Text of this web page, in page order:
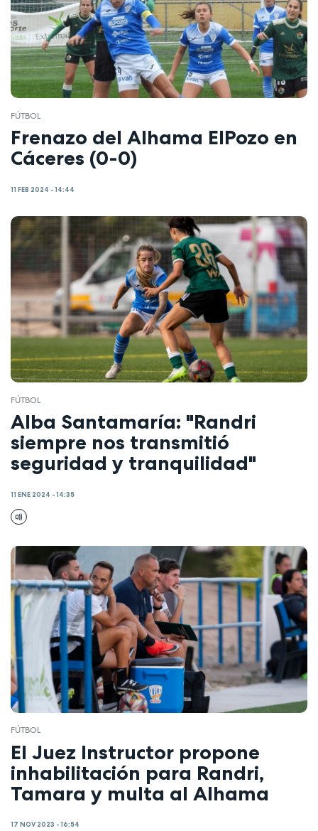
FÚTBOL
Frenazo del Alhama ElPozo en
Cáceres (0-0)
11 FEB 2024 - 14:44
FÚTBOL
Alba Santamaría: "Randri
siempre nos transmitió
seguridad y tranquilidad"
11 ENE 2024 - 14:35
FÚTBOL
El Juez Instructor propone
inhabilitación para Randri,
Tamara y multa al Alhama
17 NOV 2023 - 16:54